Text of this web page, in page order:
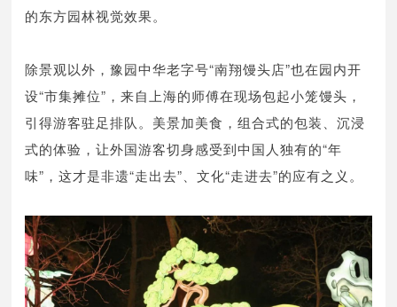
的东方园林视觉效果。
除景观以外，豫园中华老字号“南翔馒头店”也在园内开
设“市集摊位”，来自上海的师傅在现场包起小笼馒头，
引得游客驻足排队。美景加美食，组合式的包装、沉浸
式的体验，让外国游客切身感受到中国人独有的“年
味”，这才是非遗“走出去”、文化“走进去”的应有之义。